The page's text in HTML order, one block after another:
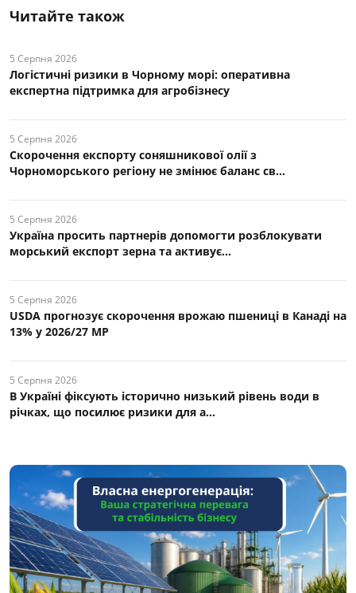
Читайте також
5 Серпня 2026
Логістичні ризики в Чорному морі: оперативна
експертна підтримка для агробізнесу
5 Серпня 2026
Скорочення експорту соняшникової олії з
Чорноморського регіону не змінює баланс св...
5 Серпня 2026
Україна просить партнерів допомогти розблокувати
морський експорт зерна та активує...
5 Серпня 2026
USDA прогнозує скорочення врожаю пшениці в Канаді на
13% у 2026/27 МР
5 Серпня 2026
В Україні фіксують історично низький рівень води в
річках, що посилює ризики для а...